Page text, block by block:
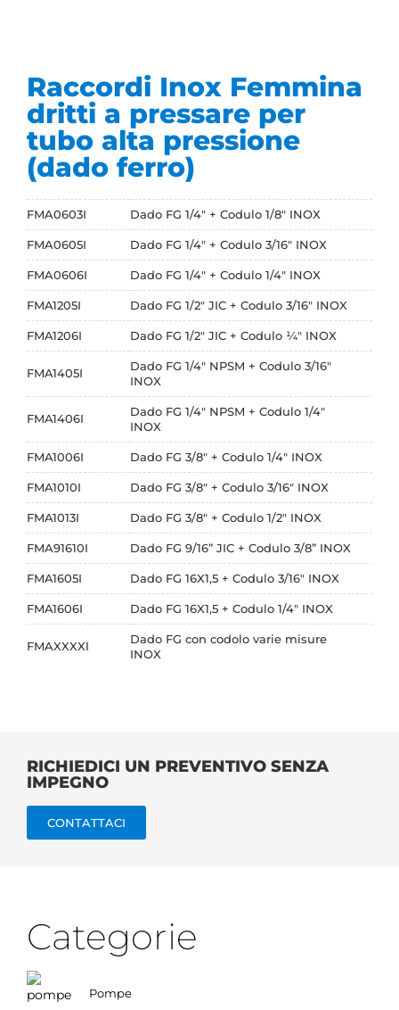
Raccordi Inox Femmina
dritti a pressare per
tubo alta pressione
(dado ferro)
FMA0603I Dado FG 1/4" + Codulo 1/8" INOX
FMA0605I Dado FG 1/4" + Codulo 3/16" INOX
FMA0606I Dado FG 1/4" + Codulo 1/4" INOX
FMA1205I Dado FG 1/2" JIC + Codulo 3/16" INOX
FMA1206I Dado FG 1/2" JIC + Codulo ¼" INOX
FMA1405I
Dado FG 1/4" NPSM + Codulo 3/16"
INOX
FMA1406I
Dado FG 1/4" NPSM + Codulo 1/4"
INOX
FMA1006I Dado FG 3/8" + Codulo 1/4" INOX
FMA1010I Dado FG 3/8" + Codulo 3/16" INOX
FMA1013I Dado FG 3/8" + Codulo 1/2" INOX
FMA91610I Dado FG 9/16” JIC + Codulo 3/8” INOX
FMA1605I Dado FG 16X1,5 + Codulo 3/16" INOX
FMA1606I Dado FG 16X1,5 + Codulo 1/4" INOX
FMAXXXXI
Dado FG con codolo varie misure
INOX
RICHIEDICI UN PREVENTIVO SENZA
IMPEGNO
CONTATTACI
Categorie
Pompe